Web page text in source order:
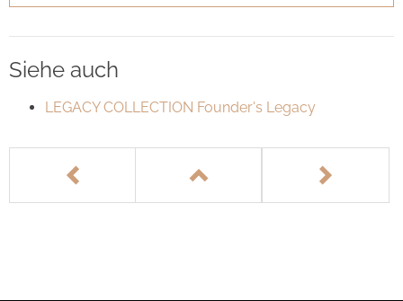
Siehe auch
LEGACY COLLECTION Founder's Legacy